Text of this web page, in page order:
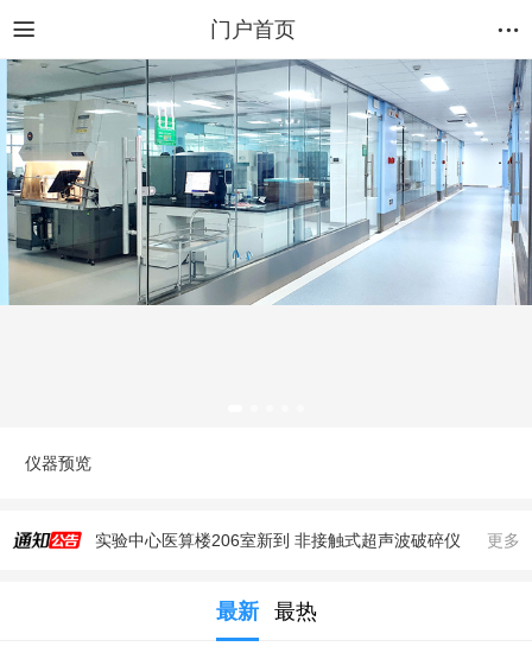
门户首页
仪器预览
实验中心医算楼206室新到 非接触式超声波破碎仪
生命科学实验中心2025年暑期值班表
更多
最新 最热